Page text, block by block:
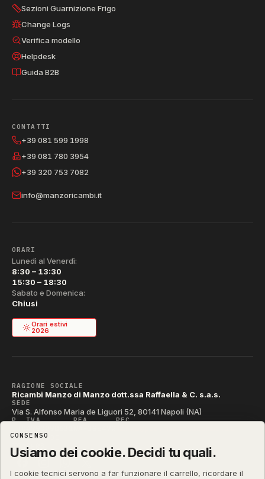
Sezioni Guarnizione Frigo
Change Logs
Verifica modello
Helpdesk
Guida B2B
CONTATTI
+39 081 599 1998
+39 081 780 3954
+39 320 753 7082
info@manzoricambi.it
ORARI
Lunedì al Venerdì:
8:30 – 13:30
15:30 – 18:30
Sabato e Domenica:
Chiusi
Orari estivi
2026
RAGIONE SOCIALE
Ricambi Manzo di Manzo dott.ssa Raffaella & C. s.a.s.
SEDE
Via S. Alfonso Maria de Liguori 52, 80141 Napoli (NA)
P. IVA REA PEC
CODICE SDI
T04ZHR3
CONSENSO
Usiamo dei cookie. Decidi tu quali.
I cookie tecnici servono a far funzionare il carrello, ricordare il